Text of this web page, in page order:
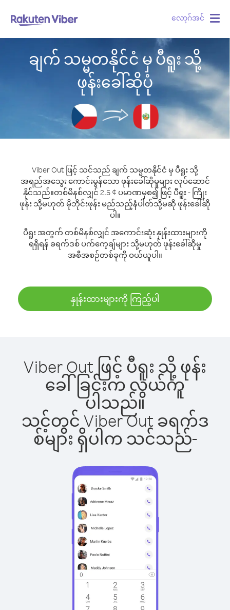
လော့ဂ်အင်
ချက် သမ္မတနိုင်ငံ မှ ပီရူး သို့
ဖုန်းခေါ်ဆိုပုံ
Viber Out ဖြင့် သင်သည် ချက် သမ္မတနိုင်ငံ မှ ပီရူး သို့
အရည်အသွေး ကောင်းမွန်သော ဖုန်းခေါ်ဆိုမှုများ လုပ်ဆောင်
နိုင်သည်။တစ်မိနစ်လျှင် 2.5 ¢ ပမာဏမှစ၍ ဖြင့် ပီရူး - ကြိုး
ဖုန်း သို့မဟုတ် မိုဘိုင်းဖုန်း မည်သည့်နံပါတ်သို့မဆို ဖုန်းခေါ်ဆို
ပါ။
ပီရူး အတွက် တစ်မိနစ်လျှင် အကောင်းဆုံး နှုန်းထားများကို
ရရှိရန် ခရက်ဒစ် ပက်ကေ့ချ်များ သို့မဟုတ် ဖုန်းခေါ်ဆိုမှု
အစီအစဉ်တစ်ခုကို ဝယ်ယူပါ။
နှုန်းထားများကို ကြည့်ပါ
Viber Out ဖြင့် ပီရူး သို့ ဖုန်း
ခေါ်ခြင်းက လွယ်ကူ
ပါသည်။
သင့်တွင် Viber Out ခရက်ဒ
စ်များ ရှိပါက သင်သည်-